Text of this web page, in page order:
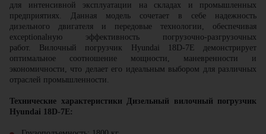
для интенсивной эксплуатации на складах и промышленных
предприятиях. Данная модель сочетает в себе надежность
дизельного двигателя и передовые технологии, обеспечивая
exceptionalную эффективность погрузочно-разгрузочных
работ. Вилочный погрузчик Hyundai 18D-7E демонстрирует
оптимальное соотношение мощности, маневренности и
экономичности, что делает его идеальным выбором для различных
отраслей промышленности.
Технические характеристики Дизельный вилочный погрузчик
Hyundai 18D-7E: